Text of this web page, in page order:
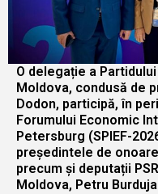
O delegație a
Moldova, condusă de
Dodon, participă, în
Forumului Economic
Petersburg (SPIEF-
președintele de
precum și deputații
Moldova, Petru